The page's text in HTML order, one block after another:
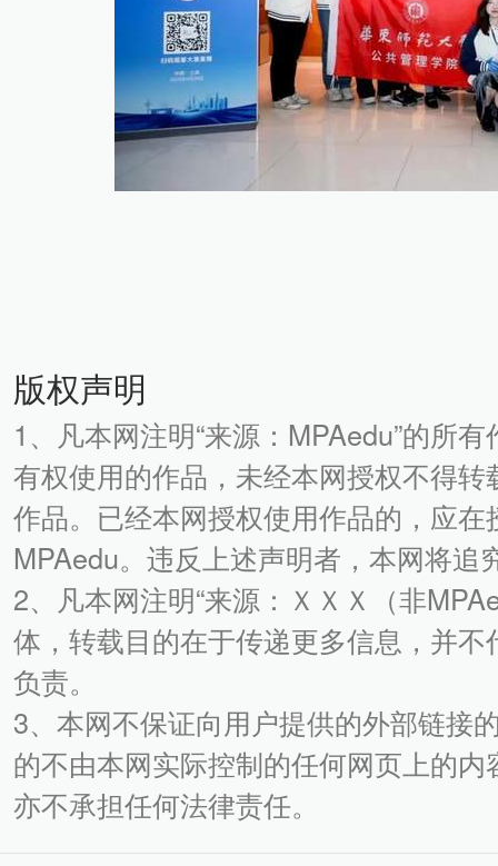
版权声明
1、凡本网注明“来源：MPAedu”的所
有权使用的作品，未经本网授权不得
作品。已经本网授权使用作品的，应
MPAedu。违反上述声明者，本网将追
2、凡本网注明“来源：ＸＸＸ（非
体，转载目的在于传递更多信息，并
负责。
3、本网不保证向用户提供的外部链接
的不由本网实际控制的任何网页上的
亦不承担任何法律责任。